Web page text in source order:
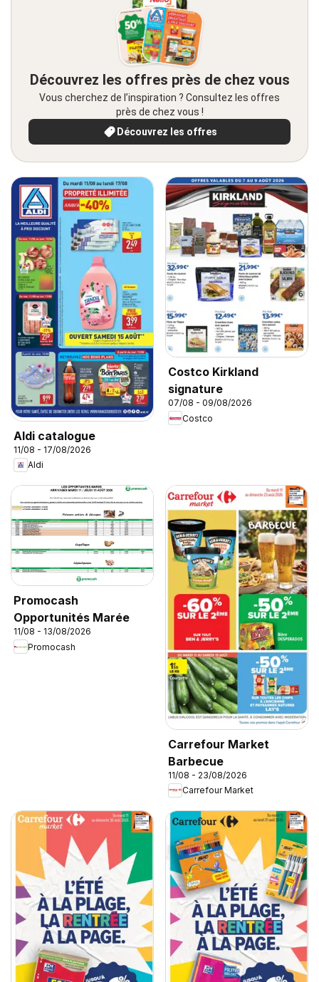
Découvrez les offres près de chez vous
Vous cherchez de l’inspiration ? Consultez les offres
près de chez vous !
Découvrez les offres
Aldi catalogue
11/08 - 17/08/2026
Aldi
Costco Kirkland
signature
07/08 - 09/08/2026
Costco
Promocash
Opportunités Marée
11/08 - 13/08/2026
Promocash
Carrefour Market
Barbecue
11/08 - 23/08/2026
Carrefour Market